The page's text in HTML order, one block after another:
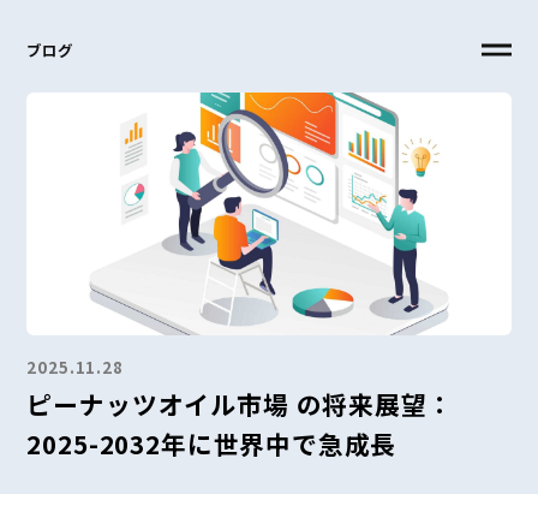
ブログ
2025.11.28
ピーナッツオイル市場 の将来展望：
2025-2032年に世界中で急成長